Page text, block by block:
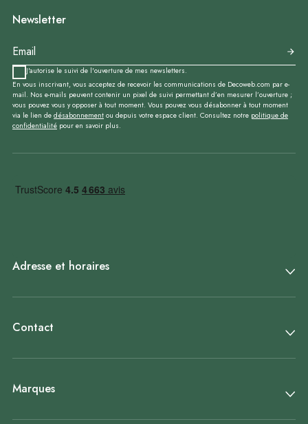
Newsletter
J'autorise le suivi de l'ouverture de mes newsletters.
En vous inscrivant, vous acceptez de recevoir les communications de Decoweb.com par e-
mail. Nos e-mails peuvent contenir un pixel de suivi permettant d’en mesurer l’ouverture ;
vous pouvez vous y opposer à tout moment. Vous pouvez vous désabonner à tout moment
via le lien de désabonnement ou depuis votre espace client. Consultez notre politique de
confidentialité pour en savoir plus.
Adresse et horaires
Contact
Marques